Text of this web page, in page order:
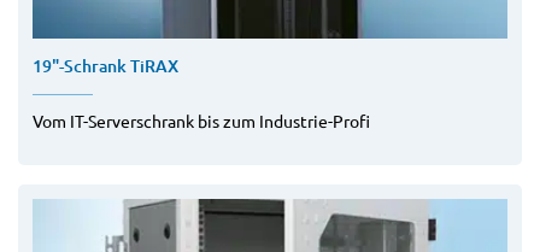
19"-Schrank TiRAX
Vom IT-Serverschrank bis zum Industrie-Profi